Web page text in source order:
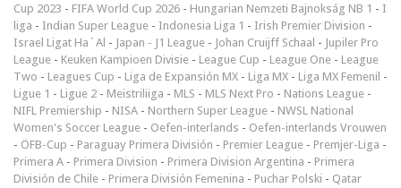
Cup 2023 - FIFA World Cup 2026 - Hungarian Nemzeti Bajnokság NB 1 - I
liga - Indian Super League - Indonesia Liga 1 - Irish Premier Division -
Israel Ligat Ha`Al - Japan - J1 League - Johan Cruijff Schaal - Jupiler Pro
League - Keuken Kampioen Divisie - League Cup - League One - League
Two - Leagues Cup - Liga de Expansión MX - Liga MX - Liga MX Femenil -
Ligue 1 - Ligue 2 - Meistriliiga - MLS - MLS Next Pro - Nations League -
NIFL Premiership - NISA - Northern Super League - NWSL National
Women's Soccer League - Oefen-interlands - Oefen-interlands Vrouwen
- ÖFB-Cup - Paraguay Primera División - Premier League - Premjer-Liga -
Primera A - Primera Division - Primera Division Argentina - Primera
División de Chile - Primera División Femenina - Puchar Polski - Qatar